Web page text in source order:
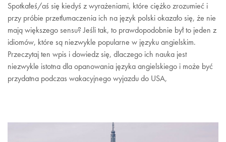
Spotkałeś/aś się kiedyś z wyrażeniami, które ciężko zrozumieć i
przy próbie przetłumaczenia ich na język polski okazało się, że nie
mają większego sensu? Jeśli tak, to prawdopodobnie był to jeden z
idiomów, które są niezwykle popularne w języku angielskim.
Przeczytaj ten wpis i dowiedz się, dlaczego ich nauka jest
niezwykle istotna dla opanowania języka angielskiego i może być
przydatna podczas wakacyjnego wyjazdu do USA,